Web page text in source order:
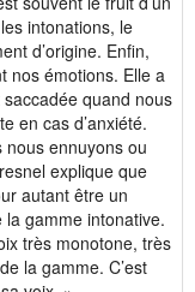
intonations, le
d’origine. Enfin,
nos émotions. Elle a
quand nous
en cas d’anxiété.
nous ennuyons ou
explique que
autant être un
la gamme intonative.
très monotone, très
la gamme. C’est